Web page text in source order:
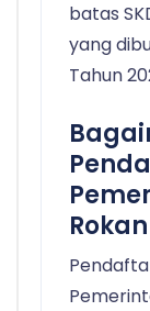
batas
yang
Tahun